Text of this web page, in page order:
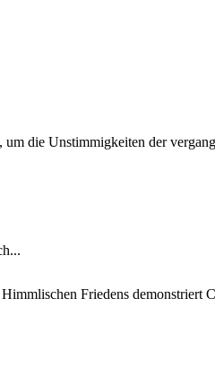
die Unstimmigkeiten der
Friedens demonstriert